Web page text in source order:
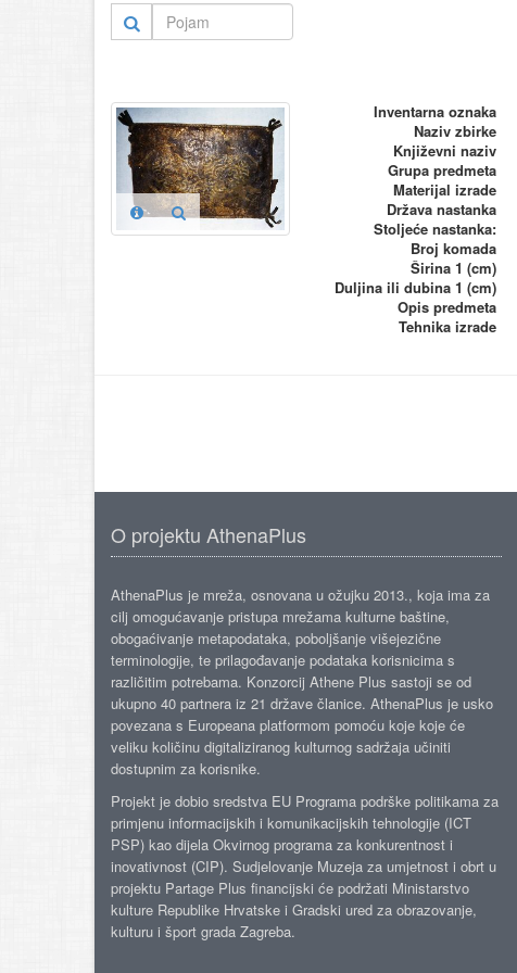
Inventarna oznaka
Naziv zbirke
Književni naziv
Grupa predmeta
Materijal izrade
Država nastanka
Stoljeće nastanka:
Broj komada
Širina 1 (cm)
Duljina ili dubina 1 (cm)
Opis predmeta
Tehnika izrade
O projektu AthenaPlus
AthenaPlus je mreža, osnovana u ožujku 2013., koja ima za
cilj omogućavanje pristupa mrežama kulturne baštine,
obogaćivanje metapodataka, poboljšanje višejezične
terminologije, te prilagođavanje podataka korisnicima s
različitim potrebama. Konzorcij Athene Plus sastoji se od
ukupno 40 partnera iz 21 države članice. AthenaPlus je usko
povezana s Europeana platformom pomoću koje koje će
veliku količinu digitaliziranog kulturnog sadržaja učiniti
dostupnim za korisnike.
Projekt je dobio sredstva EU Programa podrške politikama za
primjenu informacijskih i komunikacijskih tehnologije (ICT
PSP) kao dijela Okvirnog programa za konkurentnost i
inovativnost (CIP). Sudjelovanje Muzeja za umjetnost i obrt u
projektu Partage Plus financijski će podržati Ministarstvo
kulture Republike Hrvatske i Gradski ured za obrazovanje,
kulturu i šport grada Zagreba.